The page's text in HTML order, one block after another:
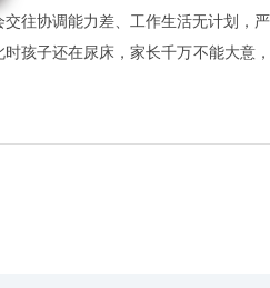
往协调能力差、工作生活无计划，
孩子还在尿床，家长千万不能大意